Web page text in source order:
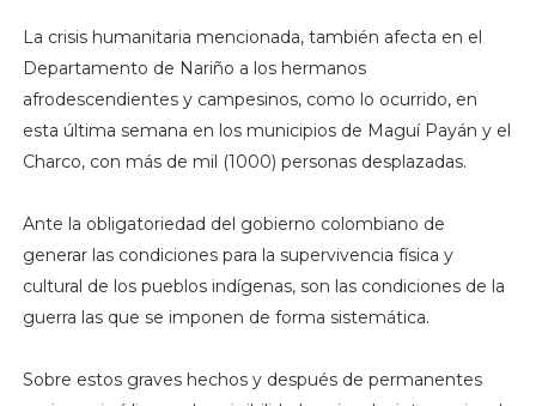
La crisis humanitaria mencionada, también afecta en el
Departamento de Nariño a los hermanos
afrodescendientes y campesinos, como lo ocurrido, en
esta última semana en los municipios de Maguí Payán y el
Charco, con más de mil (1000) personas desplazadas.
Ante la obligatoriedad del gobierno colombiano de
generar las condiciones para la supervivencia física y
cultural de los pueblos indígenas, son las condiciones de la
guerra las que se imponen de forma sistemática.
Sobre estos graves hechos y después de permanentes